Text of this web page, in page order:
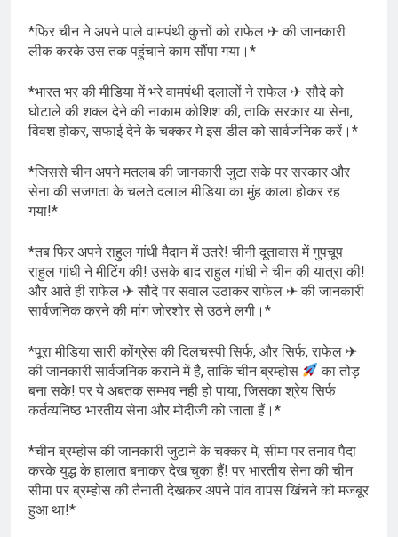
*फिर चीन ने अपने पाले वामपंथी कुत्तों को राफेल ✈ की जानकारी
लीक करके उस तक पहुंचाने काम सौंपा गया।*
*भारत भर की मीडिया में भरे वामपंथी दलालों ने राफेल ✈ सौदे को
घोटाले की शक्ल देने की नाकाम कोशिश की, ताकि सरकार या सेना,
विवश होकर, सफाई देने के चक्कर मे इस डील को सार्वजनिक करें।*
*जिससे चीन अपने मतलब की जानकारी जुटा सके पर सरकार और
सेना की सजगता के चलते दलाल मीडिया का मुंह काला होकर रह
गया!*
*तब फिर अपने राहुल गांधी मैदान में उतरे! चीनी दूतावास में गुपचूप
राहुल गांधी ने मीटिंग की! उसके बाद राहुल गांधी ने चीन की यात्रा की!
और आते ही राफेल ✈ सौदे पर सवाल उठाकर राफेल ✈ की जानकारी
सार्वजनिक करने की मांग जोरशोर से उठने लगी।*
*पूरा मीडिया सारी कोंग्रेस की दिलचस्पी सिर्फ, और सिर्फ, राफेल ✈
की जानकारी सार्वजनिक कराने में है, ताकि चीन ब्रम्होस
का तोड़
बना सके! पर ये अबतक सम्भव नही हो पाया, जिसका श्रेय सिर्फ
कर्तव्यनिष्ठ भारतीय सेना और मोदीजी को जाता हैं।*
*चीन ब्रम्होस की जानकारी जुटाने के चक्कर मे, सीमा पर तनाव पैदा
करके युद्ध के हालात बनाकर देख चुका हैं! पर भारतीय सेना की चीन
सीमा पर ब्रम्होस की तैनाती देखकर अपने पांव वापस खिंचने को मजबूर
हुआ था!*